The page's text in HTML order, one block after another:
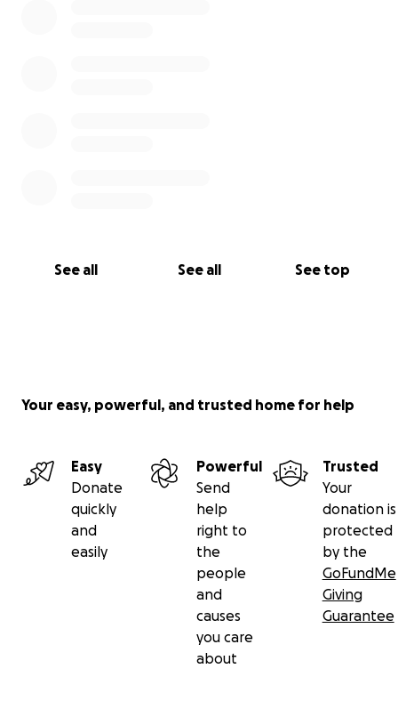
See all See all See top
Your easy, powerful, and trusted home for help
Easy
Donate
quickly
and
easily
Powerful
Send
help
right to
the
people
and
causes
you care
about
Trusted
Your
donation is
protected
by the
GoFundMe
Giving
Guarantee